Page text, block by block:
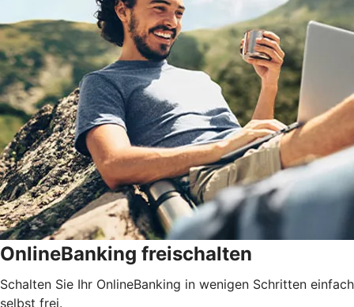
OnlineBanking freischalten
Schalten Sie Ihr OnlineBanking in wenigen Schritten einfach
selbst frei.